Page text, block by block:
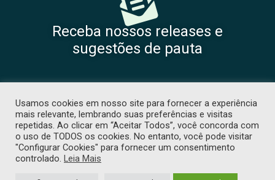
Receba nossos releases e
sugestões de pauta
COPYRIGHT 2026 © TODOS OS DIREITOS RESERVADOS. PROIBIDA CÓPIA
SEM PRÉVIA AUTORIZAÇÃO. -
TJW COMUNICAÇÃO
Usamos cookies em nosso site para fornecer a experiência
mais relevante, lembrando suas preferências e visitas
repetidas. Ao clicar em “Aceitar Todos”, você concorda com
o uso de TODOS os cookies. No entanto, você pode visitar
"Configurar Cookies" para fornecer um consentimento
controlado. Leia Mais